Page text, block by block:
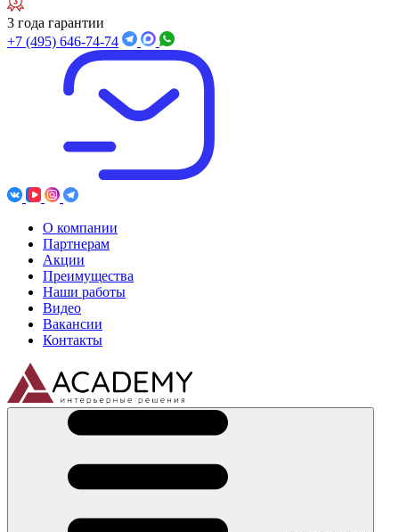
3 года гарантии
+7 (495) 646-74-74
О компании
Партнерам
Акции
Преимущества
Наши работы
Видео
Вакансии
Контакты